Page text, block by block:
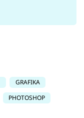
GRAFIKA
PHOTOSHOP